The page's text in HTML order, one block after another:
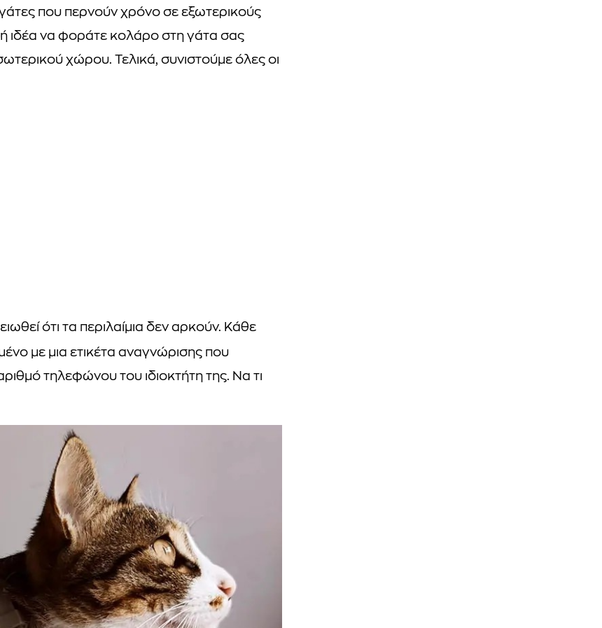
γάτες που περνούν χρόνο σε εξωτερικούς
ιδέα να φοράτε κολάρο στη γάτα σας
χώρου. Τελικά, συνιστούμε όλες οι
ότι τα περιλαίμια δεν αρκούν. Κάθε
με μια ετικέτα αναγνώρισης που
τηλεφώνου του ιδιοκτήτη της. Να τι